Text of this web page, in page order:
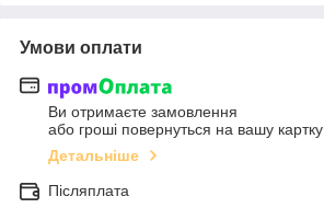
Умови оплати
Ви отримаєте замовлення
або гроші повернуться на вашу картку
Детальніше
Післяплата